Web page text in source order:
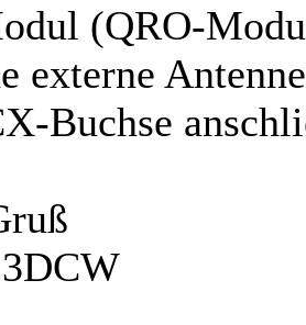
(QRO-
externe
Buchse